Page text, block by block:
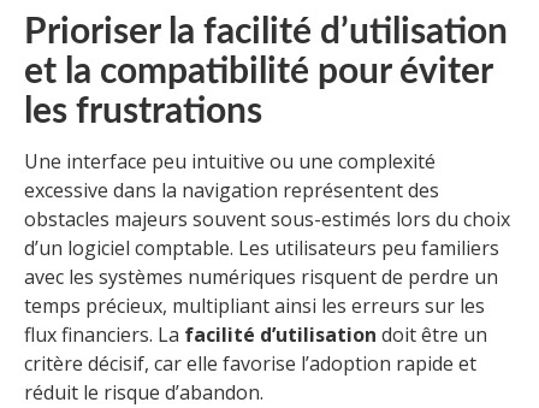
Prioriser la facilité d’utilisation
et la compatibilité pour éviter
les frustrations
Une interface peu intuitive ou une complexité
excessive dans la navigation représentent des
obstacles majeurs souvent sous-estimés lors du choix
d’un logiciel comptable. Les utilisateurs peu familiers
avec les systèmes numériques risquent de perdre un
temps précieux, multipliant ainsi les erreurs sur les
flux financiers. La facilité d’utilisation doit être un
critère décisif, car elle favorise l’adoption rapide et
réduit le risque d’abandon.